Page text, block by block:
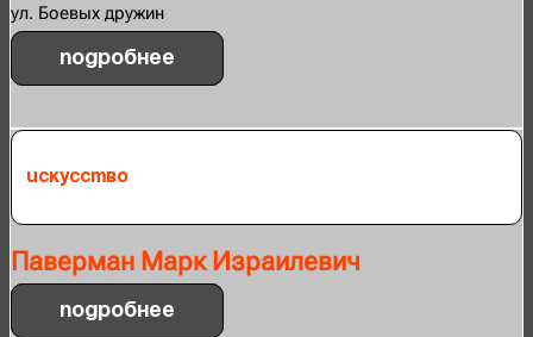
ул. Боевых дружин
Подробнее
Искусство
Паверман Марк Израилевич
Подробнее